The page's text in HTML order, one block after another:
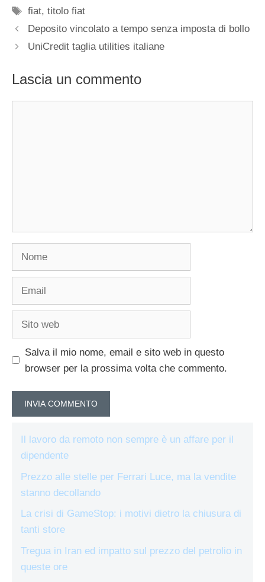
Tag
fiat,titolo fiat
Deposito vincolato a tempo senza imposta di bollo
UniCredit taglia utilities italiane
Lascia un commento
Nome
Email
Sito
Salva il mio nome, email e sito web in questo
browser per la prossima volta che commento.
Il lavoro da remoto non sempre è un affare per il
dipendente
Prezzo alle stelle per Ferrari Luce, ma la vendite
stanno decollando
La crisi di GameStop: i motivi dietro la chiusura di
tanti store
Tregua in Iran ed impatto sul prezzo del petrolio in
queste ore